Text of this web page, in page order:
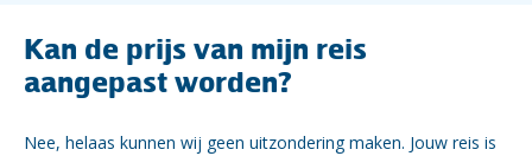
Kan de prijs van mijn reis
aangepast worden?
Nee, helaas kunnen wij geen uitzondering maken. Jouw reis is